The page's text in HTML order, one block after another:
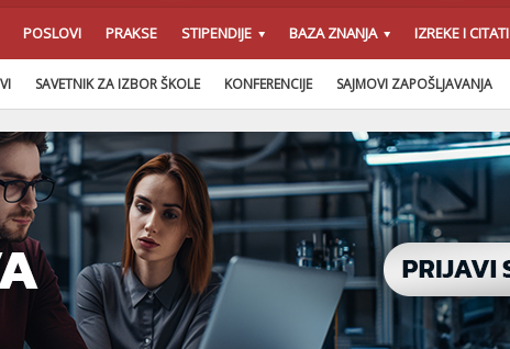
POSLOVI PRAKSE STIPENDIJE BAZA ZNANJA IZREKE I CITATI
SAVETNIK ZA IZBOR ŠKOLE KONFERENCIJE SAJMOVI ZAPOŠLJAVANJA